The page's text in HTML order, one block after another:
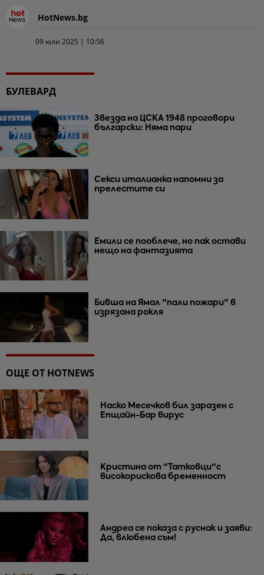
HotNews.bg
09 юли 2025 | 10:56
БУЛЕВАРД
Звезда на ЦСКА 1948 проговори
български: Няма пари
Секси италианка напомни за
прелестите си
Емили се пооблече, но пак остави
нещо на фантазията
Бивша на Ямал "пали пожари" в
изрязана рокля
ОЩЕ ОТ HOTNEWS
Наско Месечков бил заразен с
Епщайн-Бар вирус
Кристина от "Татковци"с
високорискова бременност
Андреа се показа с руснак и заяви:
Да, влюбена съм!